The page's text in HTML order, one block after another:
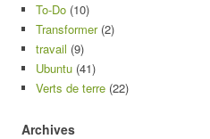
To-Do (10)
Transformer(2)
travail (9)
Ubuntu (41)
Verts de terre (22)
Archives